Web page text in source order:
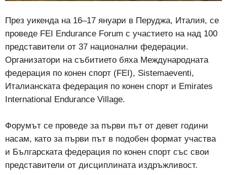
През уикенда на 16–17 януари в Перуджа, Италия, се
проведе FEI Endurance Forum с участието на над 100
представители от 37 национални федерации.
Организатори на събитието бяха Международната
федерация по конен спорт (FEI), Sistemaeventi,
Италианската федерация по конен спорт и Emirates
International Endurance Village.
Форумът се проведе за първи път от девет години
насам, като за първи път в подобен формат участва
и Българската федерация по конен спорт със свои
представители от дисциплината издръжливост.